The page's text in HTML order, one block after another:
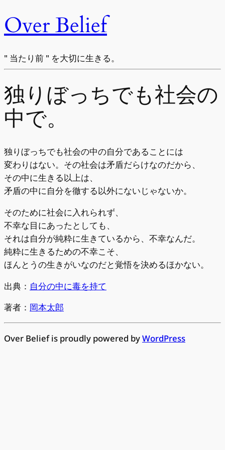
Over Belief
" 当たり前 " を大切に生きる。
独りぼっちでも社会の
中で。
独りぼっちでも社会の中の自分であることには
変わりはない。その社会は矛盾だらけなのだから、
その中に生きる以上は、
矛盾の中に自分を徹する以外にないじゃないか。
そのために社会に入れられず、
不幸な目にあったとしても、
それは自分が純粋に生きているから、不幸なんだ。
純粋に生きるための不幸こそ、
ほんとうの生きがいなのだと覚悟を決めるほかない。
出典： 自分の中に毒を持て
著者： 岡本太郎
Over Belief is proudly powered byWordPress